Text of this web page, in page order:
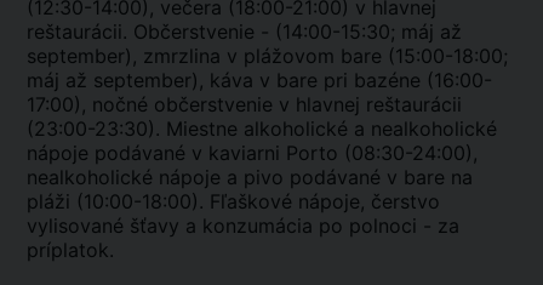
(12:30-14:00), večera (18:00-21:00) v hlavnej
reštaurácii. Občerstvenie - (14:00-15:30; máj až
september), zmrzlina v plážovom bare (15:00-18:00;
máj až september), káva v bare pri bazéne (16:00-
17:00), nočné občerstvenie v hlavnej reštaurácii
(23:00-23:30). Miestne alkoholické a nealkoholické
nápoje podávané v kaviarni Porto (08:30-24:00),
nealkoholické nápoje a pivo podávané v bare na
pláži (10:00-18:00). Fľaškové nápoje, čerstvo
vylisované šťavy a konzumácia po polnoci - za
príplatok.